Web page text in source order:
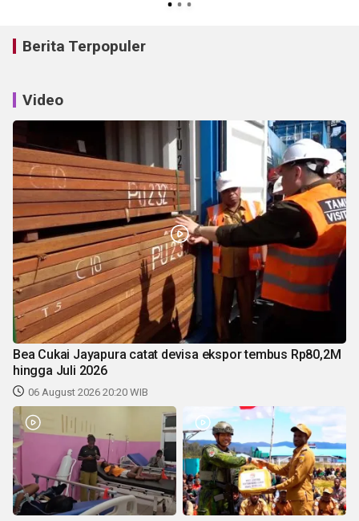
Berita Terpopuler
Video
Bea Cukai Jayapura catat devisa ekspor tembus Rp80,2M
hingga Juli 2026
06 August 2026 20:20 WIB